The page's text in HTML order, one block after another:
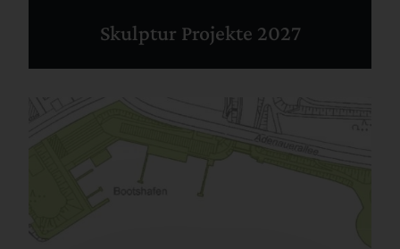
Skulptur Projekte 2027